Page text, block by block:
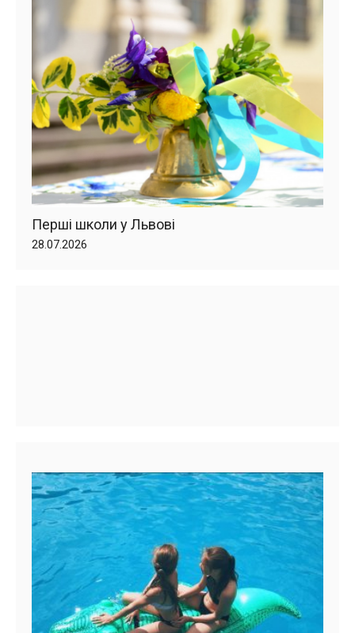
Перші школи у Львові
28.07.2026